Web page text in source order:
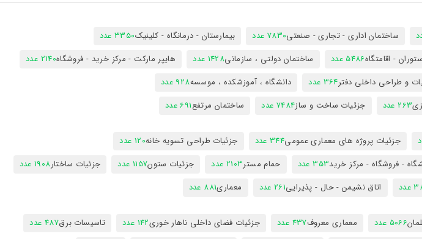
ساختمان اداری - تجاری - صنعتی7830 عدد بیمارستان - درمانگاه - کلینیک3350 عدد
- اقامتگاه5486 عدد ساختمان دولتی ، سازمانی1428 عدد هایپر مارکت - مرکز خرید - فروشگاه2140 عدد
و طراحی داخلی دفتر364 عدد دانشگاه ، آموزشکده ، موسسه928 عدد
263 عدد جزئیات ساخت و ساز7484 عدد ساختمان مرتفع691 عدد
جزئیات پروژه های معماری عمومی344 عدد جزئیات طراحی تسویه خانه120 عدد
- فروشگاه - مرکز خرید353 عدد حمام مستر2103 عدد جزئیات ستون1157 عدد جزئیات ساختار1908 عدد
عدد اتاق نشیمن - حال - پذیرایی261 عدد معماری881 عدد
5066 عدد معماری معروف437 عدد جزئیات فضای داخلی ناهار خوری142 عدد تاسیسات برق487 عدد